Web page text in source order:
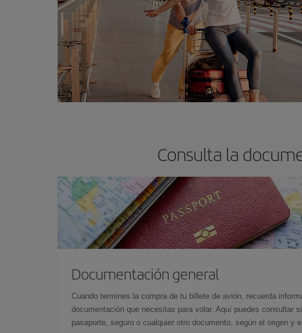
Consulta la
Documentación general
Cuando termines la compra de tu billete de avión, recuerda
documentación que necesitas para volar. Aquí puedes consultar
pasaporte, seguro o cualquier otro documento, según el origen y